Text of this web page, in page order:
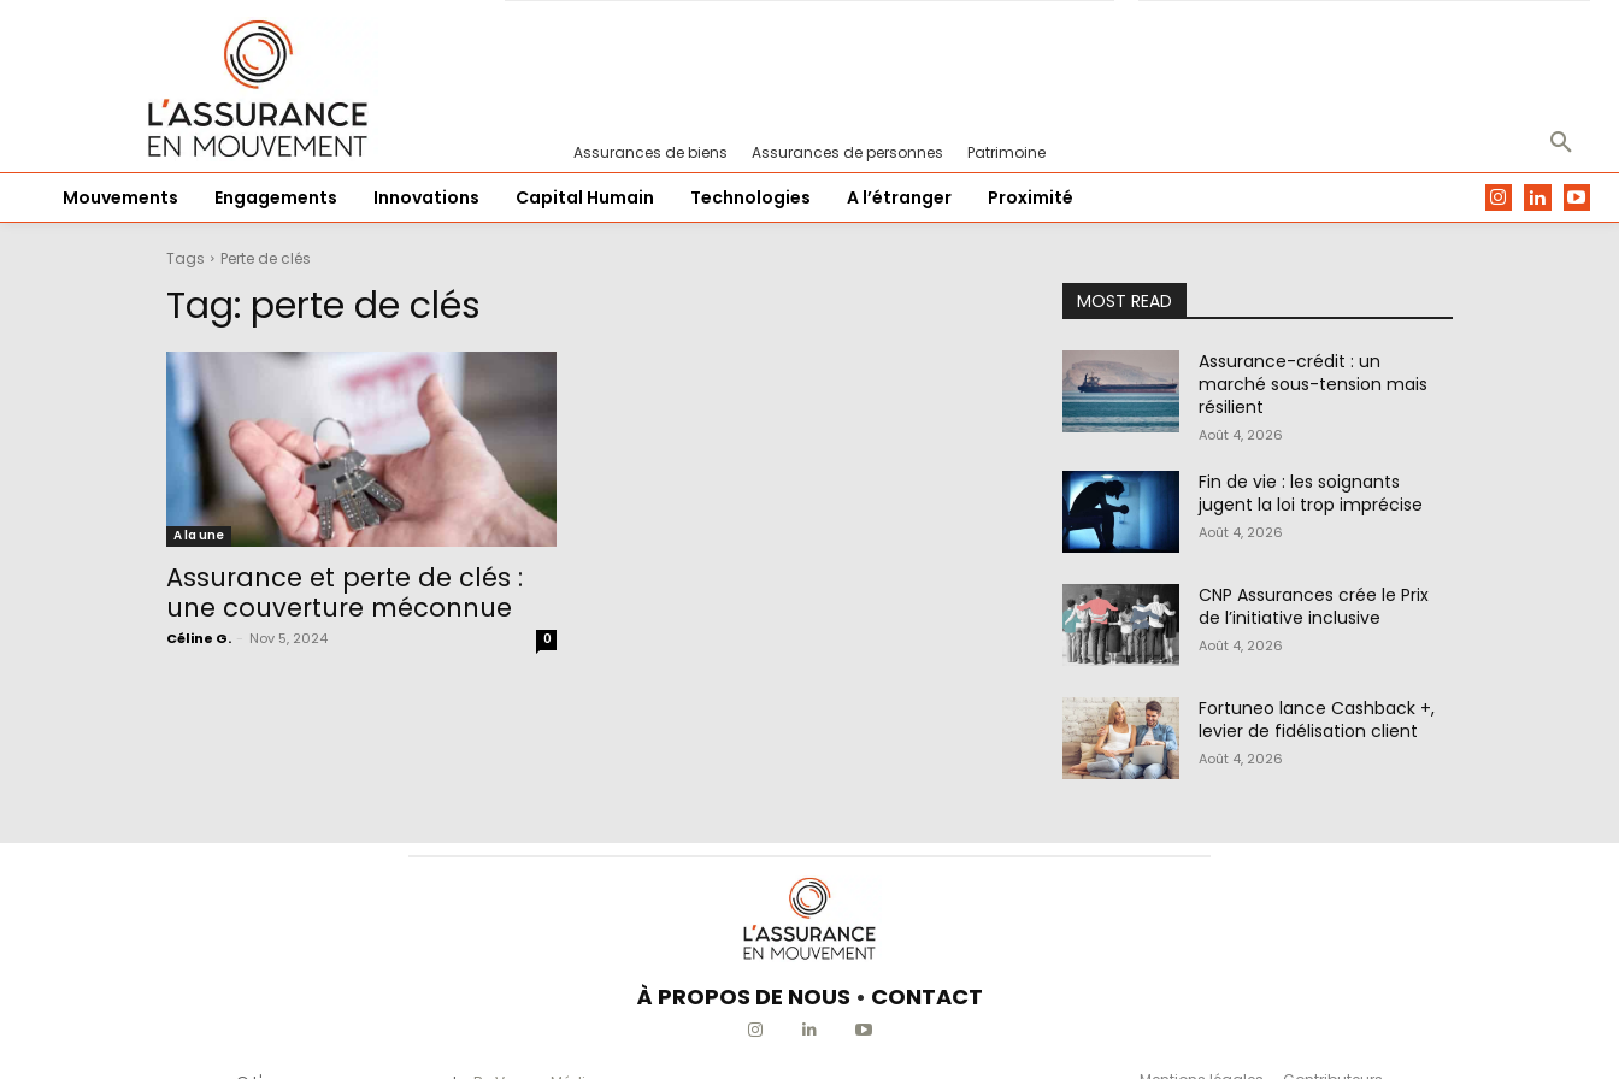
Assurances de biens Assurances de personnes Patrimoine
Mouvements Engagements Innovations Capital Humain Technologies A l’étranger Proximité
Tags Perte de clés
Tag: perte de clés
A la une
Assurance et perte de clés :
une couverture méconnue
Céline G. Nov 5, 2024 0
MOST READ
Assurance-crédit : un
marché sous-tension mais
résilient
Août 4, 2026
Fin de vie : les soignants
jugent la loi trop imprécise
Août 4, 2026
CNP Assurances crée le Prix
de l’initiative inclusive
Août 4, 2026
Fortuneo lance Cashback +,
levier de fidélisation client
Août 4, 2026
À PROPOS DE NOUS • CONTACT